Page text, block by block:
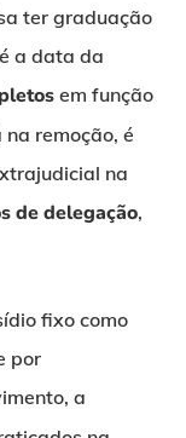
ter graduação
a data da
em função
remoção, é
na
de delegação,
fixo como
por
a